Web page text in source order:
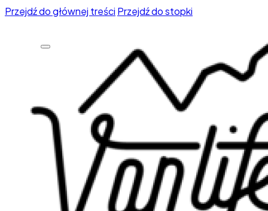
Przejdź do głównej treści Przejdź do stopki